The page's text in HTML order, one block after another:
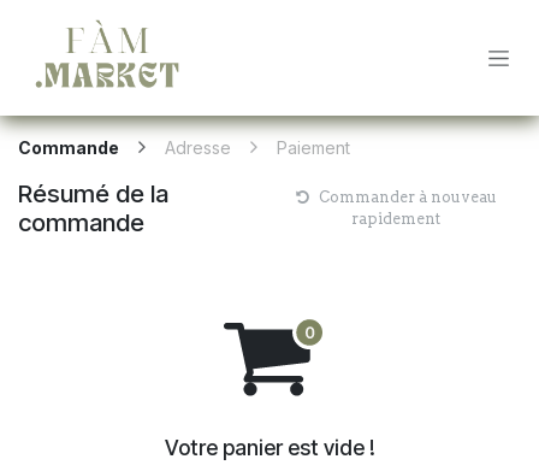
Commande Adresse Paiement
Résumé de la
commande
Commander à nouveau
rapidement
Votre panier est vide !